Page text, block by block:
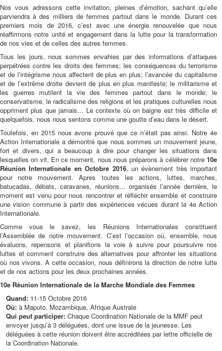
Nos vous adressons cette invitation, pleines d’émotion, sachant qu’elle
parviendra à des milliers de femmes partout dans le monde. Durant ces
premiers mois de 2016, c’est avec une énergie renouvelée que nous
réaffirmons notre unité et engagement dans la lutte pour la transformation
de nos vies et de celles des autres femmes.
Tous les jours, nous sommes envahies par des informations d’attaques
perpétrées contre les droits des femmes; les conséquences du terrorisme
et de l’intégrisme nous affectent de plus en plus; l’avancée du capitalisme
et de l’extrême droite devient de plus en plus manifeste; le militarisme et
les guerres mutilent la vie des femmes partout dans le monde; le
conservatisme, le radicalisme des religions et les pratiques culturelles nous
oppriment plus que jamais... Le contexte où on baigne est très difficile et
quelquefois, nous nous sentons comme une goutte d’eau dans le désert.
Toutefois, en 2015 nous avons prouvé que ce n’était pas ainsi. Notre 4e
Action Internationale a démontré que nous sommes un mouvement jeune,
fort et divers, qui a beaucoup à dire pour changer les situations dans
lesquelles on vit. En ce moment, nous nous préparons à célébrer notre 10e
Réunion Internationale en Octobre 2016, un évènement très important
pour notre mouvement. Apres toutes les actions, luttes, marches,
batucadas, débats, caravanes, réunions... organisés l’année dernière, le
moment est venu pour nous rencontrer et réfléchir ensemble et construire
une vision commune à partir des expériences vécues durant la 4e Action
Internationale.
Comme vous le savez, les Réunions Internationales constituent
l’Assemblée de notre mouvement. C’est l’occasion où, ensemble, nous
évaluons, repensons et planifions la voie à suivre pour poursuivre nos
luttes et comment construire des alternatives pour affronter les situations
où nos vivons. A cette occasion, nous définirons la direction de notre lutte
et de nos actions pour les deux prochaines années.
10e Réunion Internationale de la Marche Mondiale des Femmes
Quand: 11-15 Octobre 2016
Où: à Maputo, Mozambique, Afrique Australe
Qui peut participer: Chaque Coordination Nationale de la MMF peut
envoyer jusqu’à 3 déléguées, dont une issue de la jeunesse. Les
déléguées à cette réunion doivent être accréditées par lettre officielle de
la Coordination Nationale.